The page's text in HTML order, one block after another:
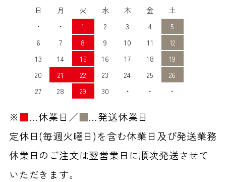
日 月 火 水 木 金
土
・
・ 1 2 3 4
5
6
7 8 9 10 11
12
13
14 15 16 17 18
19
20
21 22 23 24 25
26
27
28 29 30 ・ ・ ・
※■…休業日／■…発送休業日
定休日(毎週火曜日)を含む休業日及び発送業務
休業日のご注文は翌営業日に順次発送させて
いただきます。